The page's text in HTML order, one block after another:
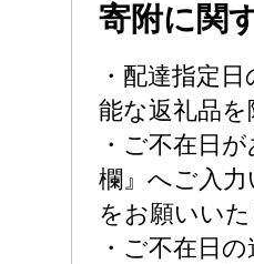
寄附に関
・配達指定
能な返礼品を
・ご不在日
欄』へご入
をお願いいた
・ご不在日